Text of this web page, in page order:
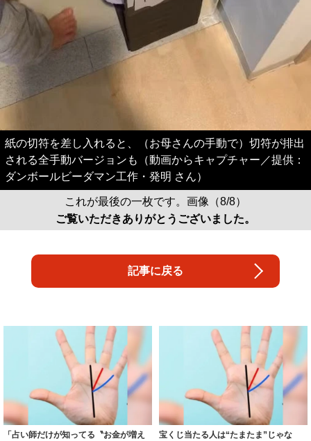
紙の切符を差し入れると、（お母さんの手動で）切符が排出
される全手動バージョンも（動画からキャプチャー／提供：
ダンボールビーダマン工作・発明 さん）
これが最後の一枚です。画像（8/8）
ご覧いただきありがとうございました。
記事に戻る
「占い師だけが知ってる〝お金が増え
宝くじ当たる人は“たまたま”じゃな